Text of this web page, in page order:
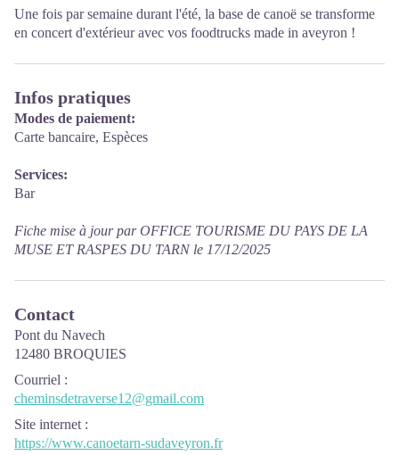
Une fois par semaine durant l'été, la base de canoë se transforme
en concert d'extérieur avec vos foodtrucks made in aveyron !
Infos pratiques
Modes de paiement:
Carte bancaire, Espèces
Services:
Bar
Fiche mise à jour par OFFICE TOURISME DU PAYS DE LA
MUSE ET RASPES DU TARN le 17/12/2025
Contact
Pont du Navech
12480 BROQUIES
Courriel :
cheminsdetraverse12@gmail.com
Site internet :
https://www.canoetarn-sudaveyron.fr